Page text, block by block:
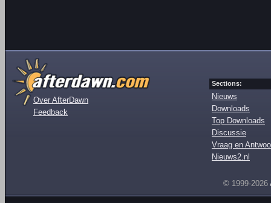
Over AfterDawn
Feedback
Sections:
Nieuws
Downloads
Top Downloads
Discussie
Vraag en
Nieuws2.nl
© 1999-2026